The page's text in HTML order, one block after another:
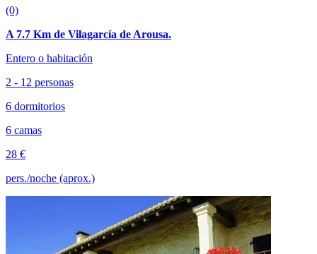
(0)
A 7.7 Km de Vilagarcía de Arousa.
Entero o habitación
2 - 12 personas
6 dormitorios
6 camas
28 €
pers./noche (aprox.)